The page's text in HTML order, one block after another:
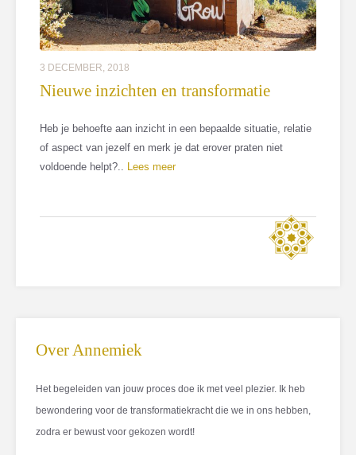
3 DECEMBER, 2018
Nieuwe inzichten en transformatie
Heb je behoefte aan inzicht in een bepaalde situatie, relatie
of aspect van jezelf en merk je dat erover praten niet
voldoende helpt?..
Lees meer
Over Annemiek
Het begeleiden van jouw proces doe ik met veel plezier. Ik heb
bewondering voor de transformatiekracht die we in ons hebben,
zodra er bewust voor gekozen wordt!